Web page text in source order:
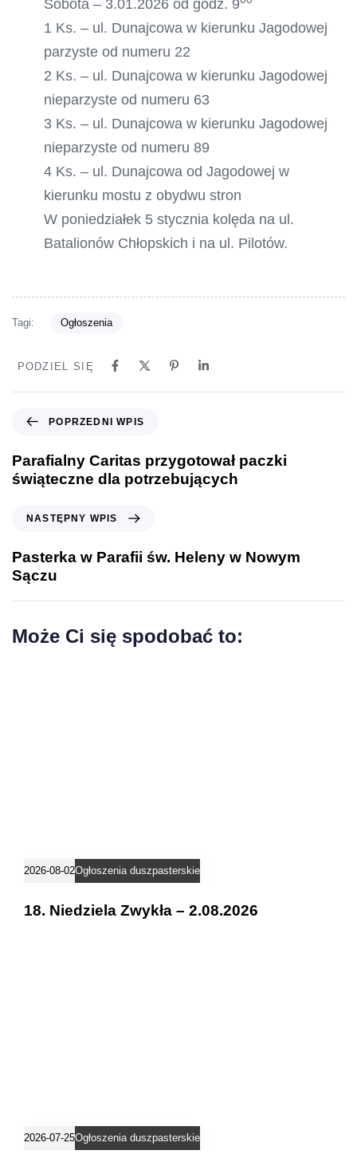
Sobota – 3.01.2026 od godz. 9
1 Ks. – ul. Dunajcowa w kierunku Jagodowej
parzyste od numeru 22
2 Ks. – ul. Dunajcowa w kierunku Jagodowej
nieparzyste od numeru 63
3 Ks. – ul. Dunajcowa w kierunku Jagodowej
nieparzyste od numeru 89
4 Ks. – ul. Dunajcowa od Jagodowej w
kierunku mostu z obydwu stron
W poniedziałek 5 stycznia kolęda na ul.
Batalionów Chłopskich i na ul. Pilotów.
Tagi: Ogłoszenia
PODZIEL SIĘ
p
r
i
w
p
s
POPRZEDNI WPIS
Parafialny Caritas przygotował paczki
świąteczne dla potrzebujących
s
t
p
y
NASTĘPNY WPIS
Pasterka w Parafii św. Heleny w Nowym
Sączu
Może Ci się spodobać to:
2026-08-02Ogłoszenia duszpasterskie
18. Niedziela Zwykła – 2.08.2026
2026-07-25Ogłoszenia duszpasterskie